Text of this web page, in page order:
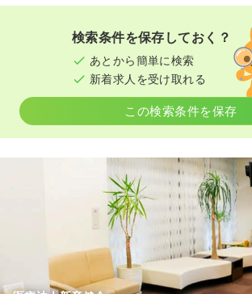
検索条件を保存しておく？
あとから簡単に検索
新着求人を受け取れる
この検索条件を保存